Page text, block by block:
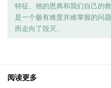
特征、祂的恩典和我们自己的
是一个极有难度并难掌握的问
而走向了毁灭。
阅读更多